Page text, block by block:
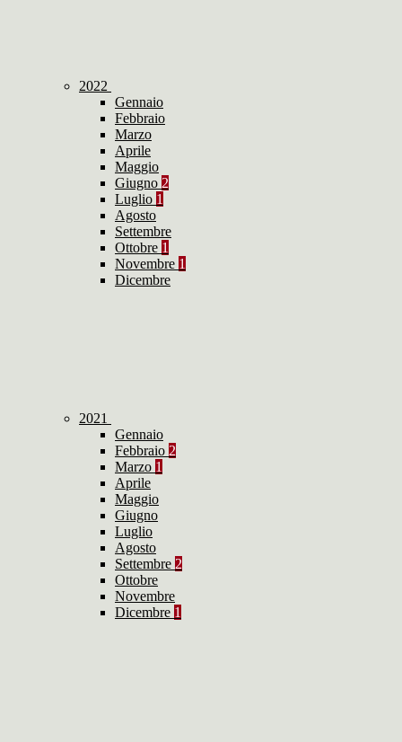
2022
Gennaio
Febbraio
Marzo
Aprile
Maggio
Giugno 2
Luglio 1
Agosto
Settembre
Ottobre 1
Novembre 1
Dicembre
2021
Gennaio
Febbraio 2
Marzo 1
Aprile
Maggio
Giugno
Luglio
Agosto
Settembre 2
Ottobre
Novembre
Dicembre 1